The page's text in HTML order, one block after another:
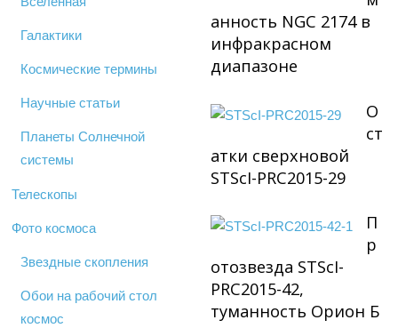
Галактики
Космические термины
Научные статьи
Планеты Солнечной
системы
Телескопы
Фото космоса
Звездные скопления
Обои на рабочий стол
космос
анность NGC 2174 в
инфракрасном
диапазоне
О
ст
атки сверхновой
STScI-PRC2015-29
П
р
отозвезда STScI-
PRC2015-42,
туманность Орион Б